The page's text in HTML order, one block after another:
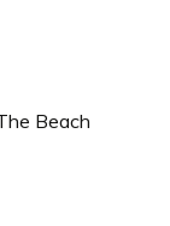
Beach